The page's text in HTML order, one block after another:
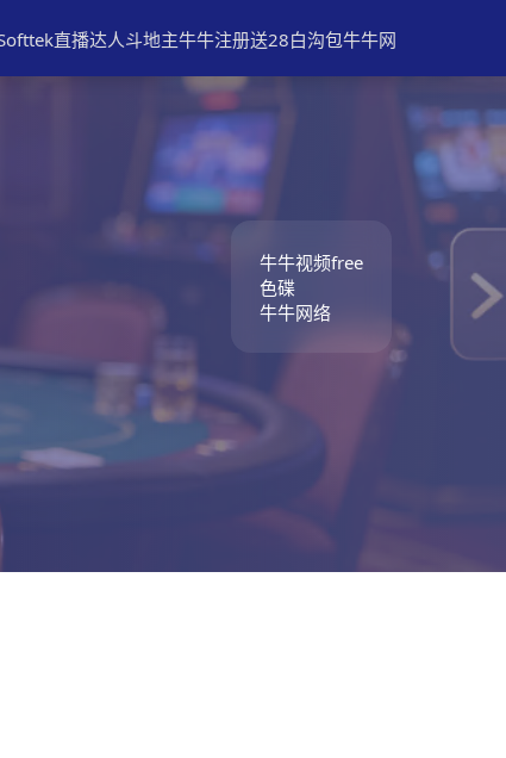
直播达人斗地主牛牛注册送28白沟包牛牛网
牛牛视频free
色碟
牛牛网络